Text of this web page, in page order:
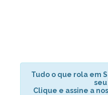
Tudo o que rola em
Clique e assine a